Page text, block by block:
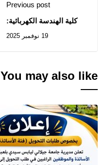
Previous post
كلية الهندسة الكهربائية:
للصفقات المتعلقة
19 نوفمبر 2025
You may also like